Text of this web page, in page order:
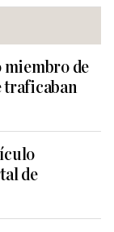
miembro de
traficaban
de